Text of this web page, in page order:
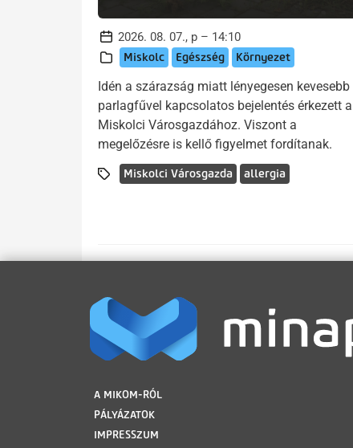
2026. 08. 07., p – 14:10
Miskolc Egészség Környezet
Idén a szárazság miatt lényegesen kevesebb
parlagfűvel kapcsolatos bejelentés érkezett a
Miskolci Városgazdához. Viszont a
megelőzésre is kellő figyelmet fordítanak.
Miskolci Városgazda allergia
LÁBLÉC
A MIKOM-RÓL
PÁLYÁZATOK
IMPRESSZUM